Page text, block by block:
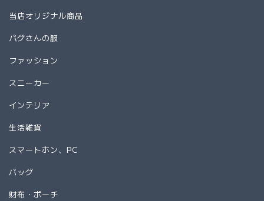
当店オリジナル商品
パグさんの服
ファッション
スニーカー
インテリア
生活雑貨
スマートホン、PC
バッグ
財布・ポーチ